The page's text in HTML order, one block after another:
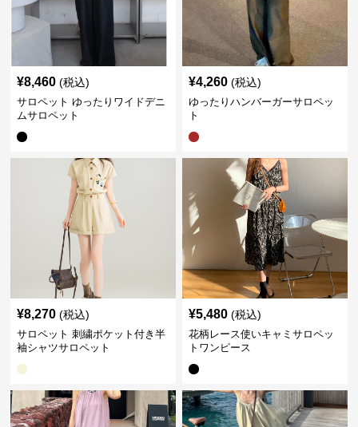
¥8,460 (税込)
サロペット ゆったりワイドデニ
ムサロペット
¥4,260 (税込)
ゆったりハンバーガーサロペッ
ト
¥8,270 (税込)
サロペット 刺繍ポケット付き半
袖シャツサロペット
¥5,480 (税込)
花柄レース使いキャミサロペッ
トワンピース